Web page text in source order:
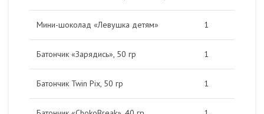
Мини-шоколад «Левушка детям» 1
Батончик «Зарядись», 50 гр 1
Батончик Twin Pix, 50 гр 1